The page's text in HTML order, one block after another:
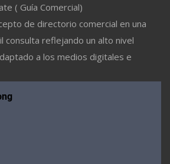
( Guía Comercial)
de directorio comercial en una
consulta reflejando un alto nivel
a los medios digitales e